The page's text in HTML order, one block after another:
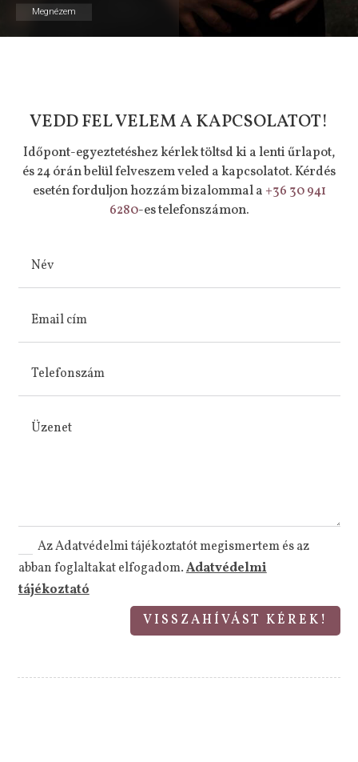
Megnézem
VEDD FEL VELEM A KAPCSOLATOT!
Időpont-egyeztetéshez kérlek töltsd ki a lenti űrlapot,
és 24 órán belül felveszem veled a kapcsolatot. Kérdés
esetén forduljon hozzám bizalommal a +36 30 941
6280-estelefonszámon.
Az Adatvédelmi tájékoztatót megismertem és az
abban foglaltakat elfogadom.Adatvédelmi
tájékoztató
VISSZAHÍVÁST KÉREK!